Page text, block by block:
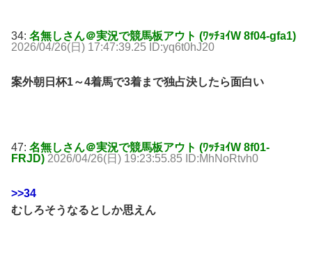
34: 名無しさん＠実況で競馬板アウト (ﾜｯﾁｮｲW 8f04-gfa1)
2026/04/26(日) 17:47:39.25 ID:yq6t0hJ20
案外朝日杯1～4着馬で3着まで独占決したら面白い
47: 名無しさん＠実況で競馬板アウト (ﾜｯﾁｮｲW 8f01-
FRJD) 2026/04/26(日) 19:23:55.85 ID:MhNoRtvh0
>>34
むしろそうなるとしか思えん